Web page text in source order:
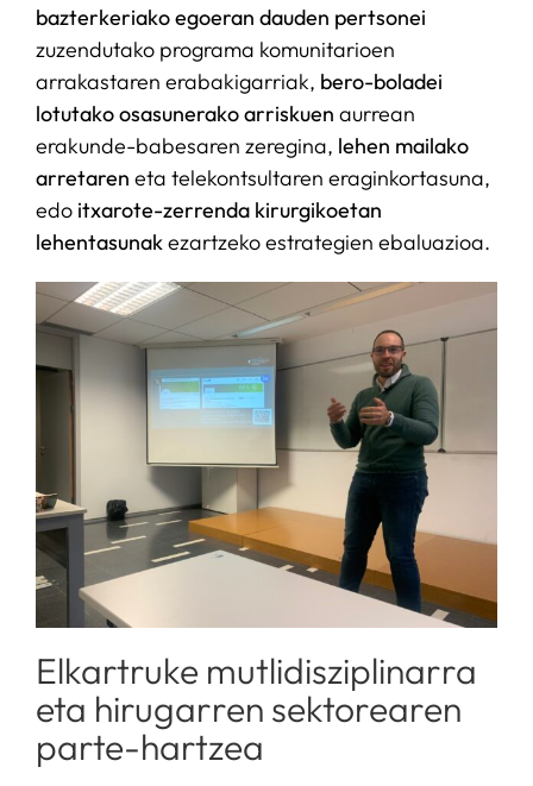
bazterkeriako egoeran dauden pertsonei
zuzendutako programa komunitarioen
arrakastaren erabakigarriak, bero-boladei
lotutako osasunerako arriskuen aurrean
erakunde-babesaren zeregina, lehen mailako
arretaren eta telekontsultaren eraginkortasuna,
edo itxarote-zerrenda kirurgikoetan
lehentasunakezartzeko estrategien ebaluazioa.
Elkartruke mutlidisziplinarra
eta hirugarren sektorearen
parte-hartzea